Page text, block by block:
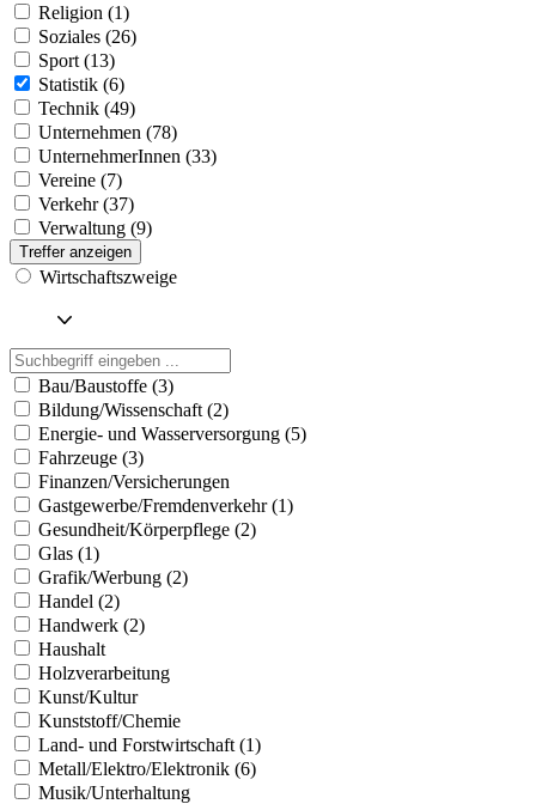
Religion (1)
Soziales (26)
Sport (13)
Statistik (6)
Technik (49)
Unternehmen (78)
UnternehmerInnen (33)
Vereine (7)
Verkehr (37)
Verwaltung (9)
Treffer anzeigen
Wirtschaftszweige
Bau/Baustoffe (3)
Bildung/Wissenschaft (2)
Energie- und Wasserversorgung (5)
Fahrzeuge (3)
Finanzen/Versicherungen
Gastgewerbe/Fremdenverkehr (1)
Gesundheit/Körperpflege (2)
Glas (1)
Grafik/Werbung (2)
Handel (2)
Handwerk (2)
Haushalt
Holzverarbeitung
Kunst/Kultur
Kunststoff/Chemie
Land- und Forstwirtschaft (1)
Metall/Elektro/Elektronik (6)
Musik/Unterhaltung